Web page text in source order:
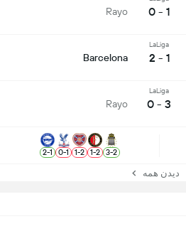
1 - 0
Rayo
LaLiga
1 - 2
Barcelona
LaLiga
3 - 0
Rayo
2
-
3
2
-
1
2
-
1
1
-
0
1
-
2
دیدن همه